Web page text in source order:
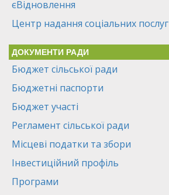
єВідновлення
Центр надання соціальних послуг
ДОКУМЕНТИ РАДИ
Бюджет сільської ради
Бюджетні паспорти
Бюджет участі
Регламент сільської ради
Місцеві податки та збори
Інвестиційний профіль
Програми